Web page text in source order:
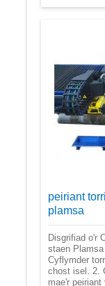
peiriant
plamsa
Disgrifiad o'r
staen
Cyflymder
chost isel. 2.
mae'r